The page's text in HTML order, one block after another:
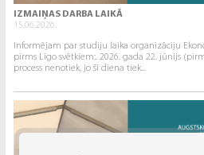
IZMAIŅAS DARBA LAIKĀ
15.06.2026.
Informējam par studiju laika organizāciju
pirms Līgo svētkiem:. 2026. gada 22. jūnijs
process nenotiek, jo šī diena tiek...